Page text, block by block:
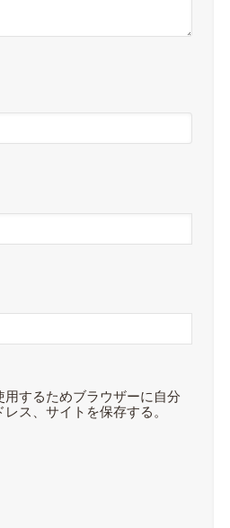
用するためブラウザーに自分
ス、サイトを保存する。